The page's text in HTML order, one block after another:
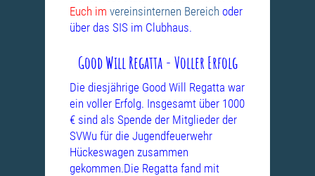
Euch im vereinsinternen Bereich oder
über das SIS im Clubhaus.
Good Will Regatta - Voller Erfolg
Die diesjährige Good Will Regatta war
ein voller Erfolg. Insgesamt über 1000
€ sind als Spende der Mitglieder der
SVWu für die Jugendfeuerwehr
Hückeswagen zusammen
gekommen.Die Regatta fand mit